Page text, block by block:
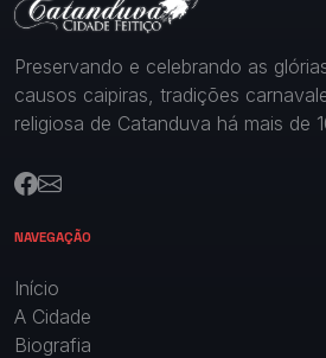
Preservando e celebrando as
causos caipiras, tradições
religiosa de Catanduva há mais de
NAVEGAÇÃO
Início
A Cidade
Biografia